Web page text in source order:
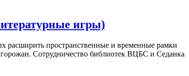
игры)
расширить пространственные и временные рамки
горожан. Сотрудничество библиотек ВЦБС и Седанка